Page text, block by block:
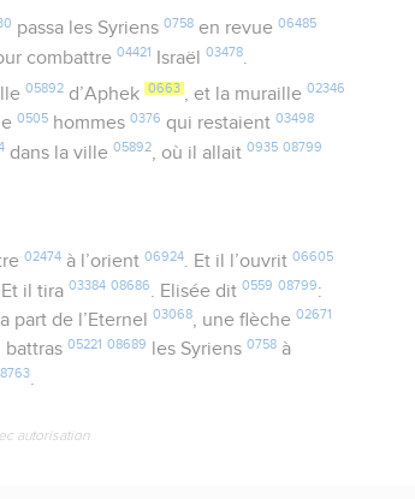
passa les Syriens 0758en revue 06485
combattre04421 Israël03478
05892d’Aphek 0663 , et la muraille 02346
0505 hommes0376 qui restaient03498
dans la ville05892 , où il allait0935 08799
02474à l’orient 06924. Et il l’ouvrit 06605
. Et il tira03384 08686 . Elisée dit0559 08799:
part de l’Eternel03068, une flèche02671
battras05221 08689 les Syriens0758 à
autorisation